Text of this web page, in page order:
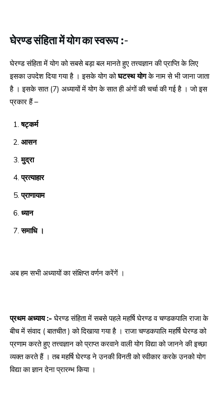
घेरण्ड संहिता में योग का स्वरूप :-
घेरण्ड संहिता में योग को सबसे बड़ा बल मानते हुए तत्त्वज्ञान की प्राप्ति के लिए
इसका उपदेश दिया गया है । इसके योग कोघटस्थ योगके नाम से भी जाना जाता
है । इसके सात (7) अध्यायों में योग के सात ही अंगों की चर्चा की गई है । जो इस
प्रकार हैं –
षट्कर्म
आसन
मुद्रा
प्रत्याहार
प्राणायाम
ध्यान
समाधि ।
अब हम सभी अध्यायों का संक्षिप्त वर्णन करेंगें ।
प्रथम अध्याय :-घेरण्ड संहिता में सबसे पहले महर्षि घेरण्ड व चण्डकपालि राजा के
बीच में संवाद ( बातचीत ) को दिखाया गया है । राजा चण्डकपालि महर्षि घेरण्ड को
प्रणाम करते हुए तत्त्वज्ञान को प्राप्त करवाने वाली योग विद्या को जानने की इच्छा
व्यक्त करते हैं । तब महर्षि घेरण्ड ने उनकी विनती को स्वीकार करके उनको योग
विद्या का ज्ञान देना प्रारम्भ किया ।